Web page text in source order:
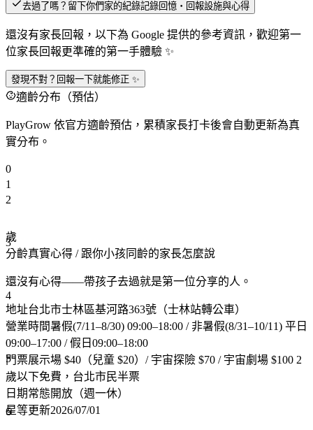
去過了嗎？留下你們家的紀錄記錄回憶・回報設施與心得
還沒有家長回報，以下為 Google 提供的參考資訊，歡迎第一
位家長回報更準確的第一手體驗 ✨
發現不對？回報一下就能修正 ✨
適齡分布（預估）
PlayGrow 依官方適齡預估，累積家長打卡後會自動更新為真
實分布。
0
1
2
3
4
5
6
歲
分齡真實心得 / 跟你小孩同齡的家長怎麼說
還沒有心得——帶孩子去過就是第一位分享的人。
地址台北市士林區基河路363號（士林站轉公車）
營業時間暑假(7/11–8/30) 09:00–18:00 / 非暑假(8/31–10/11) 平日
09:00–17:00 / 假日09:00–18:00
門票展示場 $40（兒童 $20）/ 宇宙探險 $70 / 宇宙劇場 $100 2
歲以下免費，台北市民半票
日期常態開放（週一休）
星等更新2026/07/01